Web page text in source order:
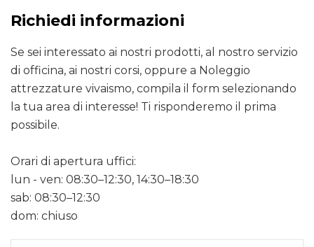
Richiedi informazioni
Se sei interessato ai nostri prodotti, al nostro servizio
di officina, ai nostri corsi, oppure a Noleggio
attrezzature vivaismo, compila il form selezionando
la tua area di interesse! Ti risponderemo il prima
possibile.
Orari di apertura uffici:
lun - ven: 08:30–12:30, 14:30–18:30
sab: 08:30–12:30
dom: chiuso